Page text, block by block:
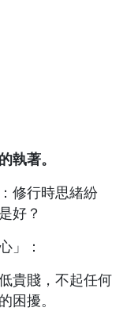
執著。
修行時思緒紛
好？
」：
貴賤，不起任何
困擾。